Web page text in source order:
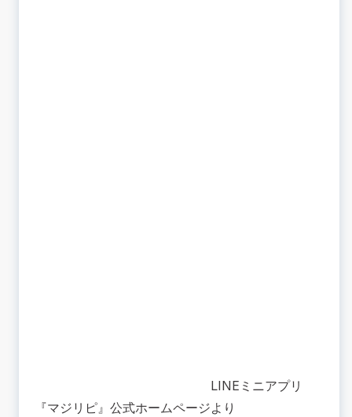
LINEミニアプリ
『マジリピ』公式ホームページより